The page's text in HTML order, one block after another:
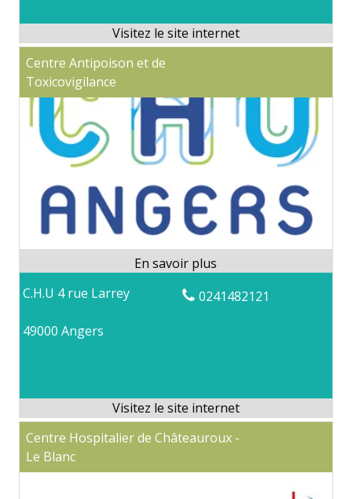
Centre Antipoison et de
Toxicovigilance
C.H.U 4 rue Larrey
49000 Angers
0241482121
Centre Hospitalier de Châteauroux -
Le Blanc